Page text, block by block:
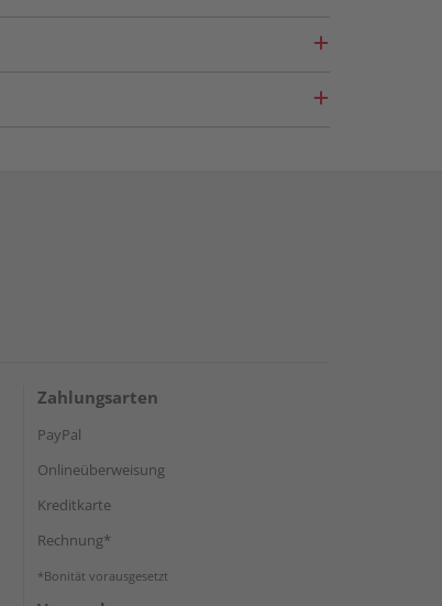
Zahlungsarten
PayPal
Onlineüberweisung
Kreditkarte
Rechnung*
*Bonität vorausgesetzt